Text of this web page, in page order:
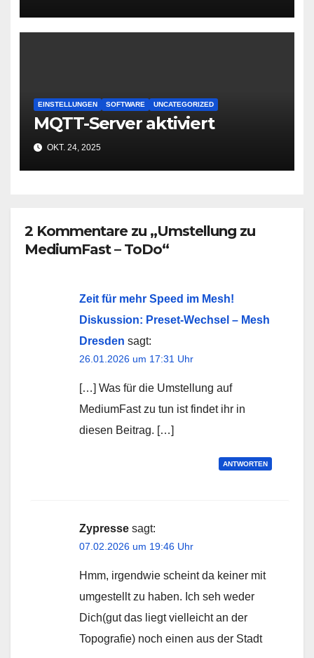
EINSTELLUNGEN SOFTWARE UNCATEGORIZED
MQTT-Server aktiviert
OKT. 24, 2025
2 Kommentare zu „Umstellung zu
MediumFast – ToDo“
Zeit für mehr Speed im Mesh!
Diskussion: Preset-Wechsel – Mesh
Dresden sagt:
26.01.2026 um 17:31 Uhr
[…] Was für die Umstellung auf
MediumFast zu tun ist findet ihr in
diesen Beitrag. […]
ANTWORTEN
Zypresse sagt:
07.02.2026 um 19:46 Uhr
Hmm, irgendwie scheint da keiner mit
umgestellt zu haben. Ich seh weder
Dich(gut das liegt vielleicht an der
Topografie) noch einen aus der Stadt